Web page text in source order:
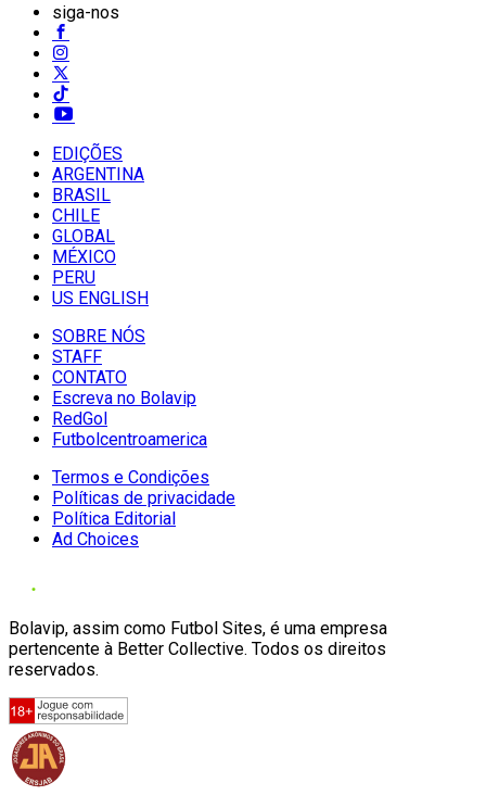
siga-nos
EDIÇÕES
ARGENTINA
BRASIL
CHILE
GLOBAL
MÉXICO
PERU
US ENGLISH
SOBRE NÓS
STAFF
CONTATO
Escreva no Bolavip
RedGol
Futbolcentroamerica
Termos e Condições
Políticas de privacidade
Política Editorial
Ad Choices
Bolavip, assim como Futbol Sites, é uma empresa
pertencente à Better Collective. Todos os direitos
reservados.